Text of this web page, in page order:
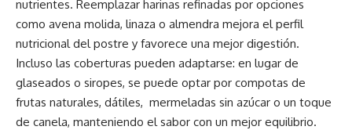
nutrientes. Reemplazar harinas refinadas por opciones
como avena molida, linaza o almendra mejora el perfil
nutricional del postre y favorece una mejor digestión.
Incluso las coberturas pueden adaptarse: en lugar de
glaseados o siropes, se puede optar por compotas de
frutas naturales, dátiles, mermeladas sin azúcar o un toque
de canela, manteniendo el sabor con un mejor equilibrio.